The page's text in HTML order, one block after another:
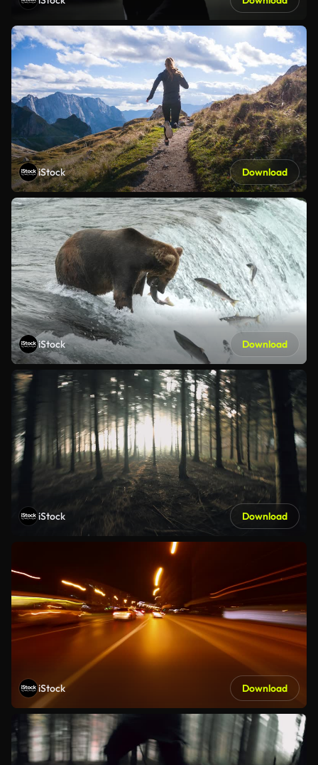
iStock Download
iStock Download
iStock Download
iStock Download